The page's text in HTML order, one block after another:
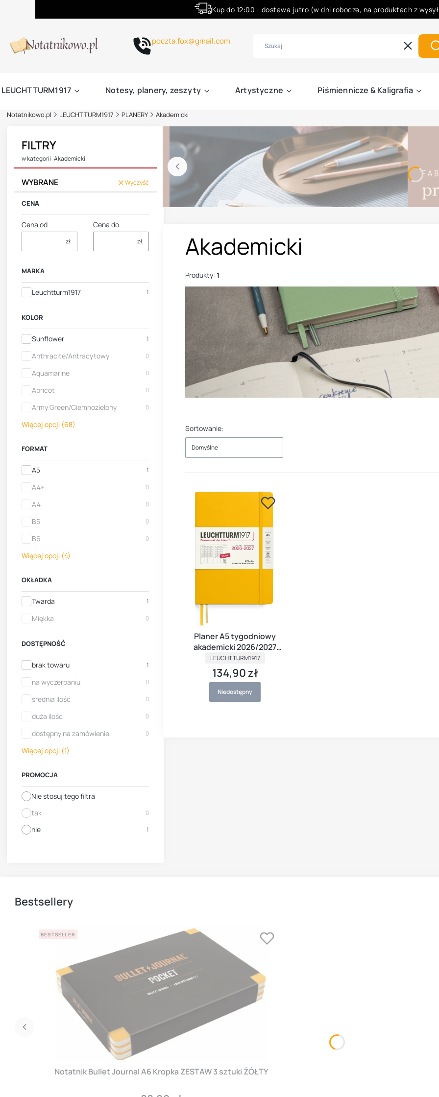
Kup do 12:00 - dostawa jutro (w dni robocze, na produktach z
poczta.fox@gmail.com
Wyczyść
LEUCHTTURM1917 Notesy, planery, zeszyty Artystyczne Piśmiennicze & Kaligrafia
Notatnikowo.pl LEUCHTTURM1917 PLANERY Akademicki
FILTRY
w kategorii: Akademicki
WYBRANE Wyczyść
CENA
Cena od
zł
Cena do
zł
MARKA
MarkaLeuchtturm1917 1
KOLOR
KolorSunflower 1
Anthracite/Antracytowy 0
Aquamarine 0
Apricot 0
Army Green/Ciemnozielony 0
Więcej opcji (68)
FORMAT
Format
A5 1
A4+ 0
A4 0
B5 0
B6 0
Więcej opcji (4)
OKŁADKA
Okładka
Twarda 1
Miękka 0
DOSTĘPNOŚĆ
Dostępność
brak towaru 1
na wyczerpaniu 0
średnia ilość 0
duża ilość 0
dostępny na zamówienie 0
Więcej opcji (1)
PROMOCJA
Nie stosuj tego filtra
tak
0
nie 1
Akademicki
Produkty: 1
Sortowanie:
Domyślne
Planer A5 tygodniowy
akademicki 2026/2027
SUNFLOWER
PRODUCENT
LEUCHTTURM1917
Cena
134,90 zł
Niedostępny
Bestsellery
BESTSELLER
Notatnik Bullet Journal A6 Kropka ZESTAW 3 sztuki ŻÓŁTY